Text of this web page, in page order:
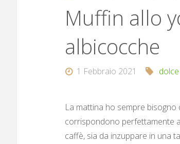
Muffin allo
albicocche
1 Febbraio 2021 dolce
La mattina ho sempre
corrispondono perfettamente
caffè, sia da inzuppare in una